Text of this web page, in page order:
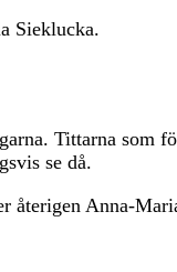
Sieklucka.
Tittarna som
se då.
återigen Anna-